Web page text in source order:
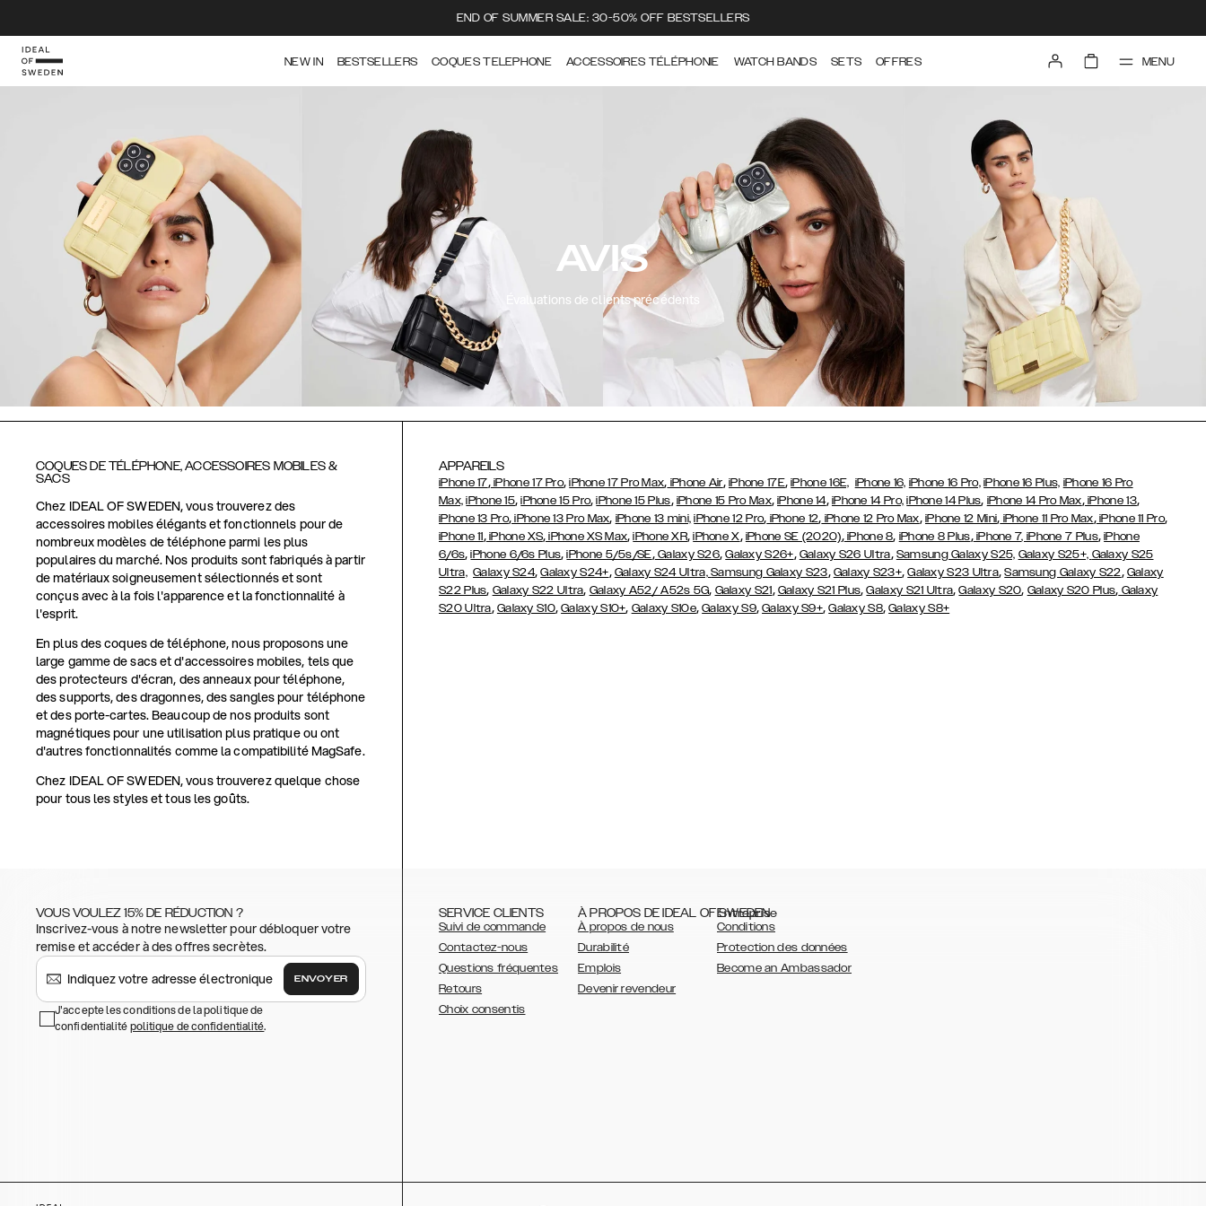
END OF SUMMER SALE: 30-50% OFF BESTSELLERS
NEW IN BESTSELLERS COQUES TELEPHONE ACCESSOIRES TÉLÉPHONIE WATCH BANDS SETS OFFRES MENU
AVIS
Évaluations de clients précédents
COQUES DE TÉLÉPHONE, ACCESSOIRES MOBILES &
SACS
Chez IDEAL OF SWEDEN, vous trouverez des
accessoires mobiles élégants et fonctionnels pour de
nombreux modèles de téléphone parmi les plus
populaires du marché. Nos produits sont fabriqués à partir
de matériaux soigneusement sélectionnés et sont
conçus avec à la fois l'apparence et la fonctionnalité à
l'esprit.
En plus des coques de téléphone, nous proposons une
large gamme de sacs et d'accessoires mobiles, tels que
des protecteurs d'écran, des anneaux pour téléphone,
des supports, des dragonnes, des sangles pour téléphone
et des porte-cartes. Beaucoup de nos produits sont
magnétiques pour une utilisation plus pratique ou ont
d'autres fonctionnalités comme la compatibilité MagSafe.
Chez IDEAL OF SWEDEN, vous trouverez quelque chose
pour tous les styles et tous les goûts.
APPAREILS
iPhone 17,iPhone 17 Pro,iPhone 17 Pro Max, iPhone Air, iPhone 17E,iPhone 16E, iPhone 16, iPhone 16 Pro, iPhone 16 Plus, iPhone 16 Pro
Max, iPhone 15,iPhone 15 Pro,iPhone 15 Plus, iPhone 15 Pro Max,iPhone 14, iPhone 14 Pro, iPhone 14 Plus, iPhone 14 Pro Max,iPhone 13,
iPhone 13 Pro, iPhone 13 Pro Max, iPhone 13 mini, iPhone 12 Pro, iPhone 12, iPhone 12 Pro Max, iPhone 12 Mini, iPhone 11 Pro Max,iPhone 11 Pro,
iPhone 11,iPhone XS,iPhone XS Max,iPhone XR,iPhone X, iPhone SE (2020),iPhone 8, iPhone 8 Plus,iPhone 7, iPhone 7 Plus,iPhone
6/6s,iPhone 6/6s Plus,iPhone 5/5s/SE,Galaxy S26,Galaxy S26+, Galaxy S26 Ultra, Samsung Galaxy S25, Galaxy S25+, Galaxy S25
Ultra, Galaxy S24,Galaxy S24+, Galaxy S24 Ultra,Samsung Galaxy S23, Galaxy S23+,Galaxy S23 Ultra,Samsung Galaxy S22, Galaxy
S22 Plus, Galaxy S22 Ultra, Galaxy A52/ A52s 5G, Galaxy S21, Galaxy S21 Plus,Galaxy S21 Ultra,Galaxy S20, Galaxy S20 Plus, Galaxy
S20 Ultra, Galaxy S10,Galaxy S10+, Galaxy S10e,Galaxy S9,Galaxy S9+,Galaxy S8,Galaxy S8+
VOUS VOULEZ 15% DE RÉDUCTION ?
Inscrivez-vous à notre newsletter pour débloquer votre
remise et accéder à des offres secrètes.
ENVOYER
J'accepte les conditions de la politique de
confidentialitépolitique de confidentialité.
SERVICE CLIENTS
Suivi de commande
Contactez-nous
Questions fréquentes
Retours
Choix consentis
À PROPOS DE IDEAL OF SWEDEN
À propos de nous
Durabilité
Emplois
Devenir revendeur
Entreprise
Conditions
Protection des données
Become an Ambassador